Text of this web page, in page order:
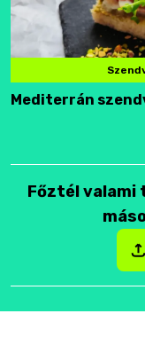
Mediterrán
Főztél valami